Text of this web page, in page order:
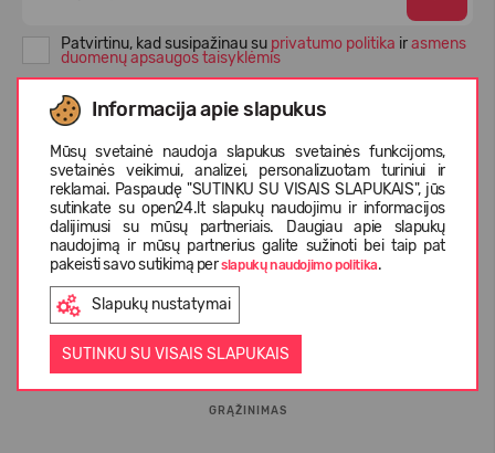
Informacija apie slapukus
Mūsų svetainė naudoja slapukus svetainės funkcijoms,
svetainės veikimui, analizei, personalizuotam turiniui ir
reklamai. Paspaudę "SUTINKU SU VISAIS SLAPUKAIS", jūs
sutinkate su open24.lt slapukų naudojimu ir informacijos
dalijimusi su mūsų partneriais. Daugiau apie slapukų
naudojimą ir mūsų partnerius galite sužinoti bei taip pat
pakeisti savo sutikimą perslapukų naudojimo politika.
Slapukų nustatymai
SUTINKU SU VISAIS SLAPUKAIS
Patvirtinu, kad susipažinau su privatumo politika irasmens
duomenų apsaugos taisyklėmis
INFORMACIJA PIRKĖJUI
D.U.K.
GRĄŽINIMAS